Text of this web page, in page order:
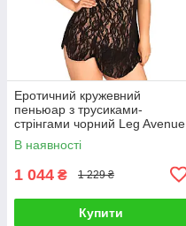
Еротичний кружевний
пеньюар з трусиками-
стрінгами чорний Leg Avenue
Rose, розмір Plus Size Talla
В наявності
1 044 ₴ 1 229 ₴
Купити